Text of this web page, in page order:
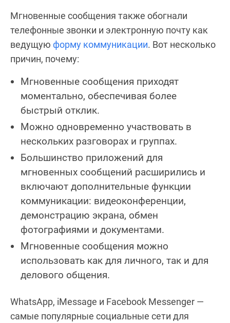
Мгновенные сообщения также обогнали
телефонные звонки и электронную почту как
ведущую форму коммуникации. Вот несколько
причин, почему:
Мгновенные сообщения приходят
моментально, обеспечивая более
быстрый отклик.
Можно одновременно участвовать в
нескольких разговорах и группах.
Большинство приложений для
мгновенных сообщений расширились и
включают дополнительные функции
коммуникации: видеоконференции,
демонстрацию экрана, обмен
фотографиями и документами.
Мгновенные сообщения можно
использовать как для личного, так и для
делового общения.
WhatsApp, iMessage и Facebook Messenger —
самые популярные социальные сети для